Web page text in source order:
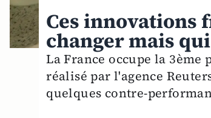
Ces innovations
changer mais
La France occupe la 3ème
réalisé par l'agence
quelques contre-